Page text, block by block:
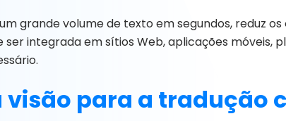
grande volume de texto em segundos, reduz
ser integrada em sítios Web, aplicações móveis,
visão para a tradução